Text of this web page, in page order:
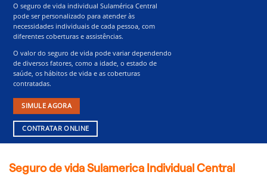
O seguro de vida individual Sulamérica Central
pode ser personalizado para atender às
necessidades individuais de cada pessoa, com
diferentes coberturas e assistências.
O valor do seguro de vida pode variar dependendo
de diversos fatores, como a idade, o estado de
saúde, os hábitos de vida e as coberturas
contratadas.
SIMULE AGORA
CONTRATAR ONLINE
Seguro de vida Sulamerica Individual Central